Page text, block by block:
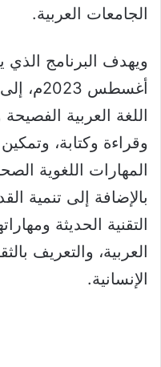
الجامعات العربية.
أغسطس
اللغة العربية
وقراءة وكتابة،
المهارات اللغوية
بالإضافة إلى تنمية
التقنية الحديثة
العربية، والتعريف
الإنسانية.